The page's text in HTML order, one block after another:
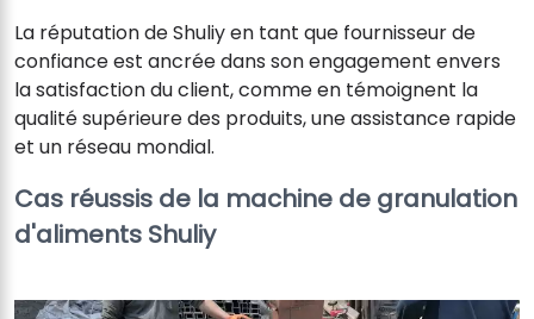
La réputation de Shuliy en tant que fournisseur de
confiance est ancrée dans son engagement envers
la satisfaction du client, comme en témoignent la
qualité supérieure des produits, une assistance rapide
et un réseau mondial.
Cas réussis de la machine de granulation
d'aliments Shuliy